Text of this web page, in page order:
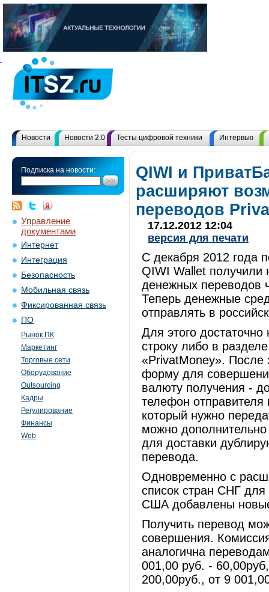
Новости Новости 2.0 Тесты цифровой техники Интервью
Подписка на новости:
Управление
документами
Интернет
Интеграция
Безопасность
Мобильная связь
Фиксированная связь
ПО
Рынок ПК
Маркетинг
Торговые сети
Оборудование
Outsourcing
Кадры
Регулирование
Финансы
Web
QIWI и
расширяют
переводов
17.12.2012 12:04
версия для печати
С декабря 2012 года
QIWI Wallet
денежных переводов
Теперь денежные
отправлять в
Для этого
строку либо в
«PrivatMoney». После
форму для
валюту получения -
телефон
который нужно
можно
для доставки
перевода.
Одновременно с
список стран СНГ
США добавлены
Получить перевод
совершения.
аналогична
001,00 руб. -
200,00руб., от 9